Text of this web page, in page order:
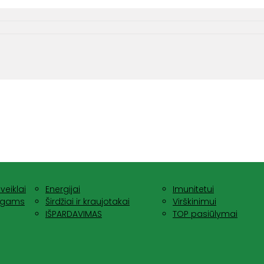
Energijai Imunitetui
Širdžiai ir kraujotakai Virškinimui
IŠPARDAVIMAS TOP pasiūlymai